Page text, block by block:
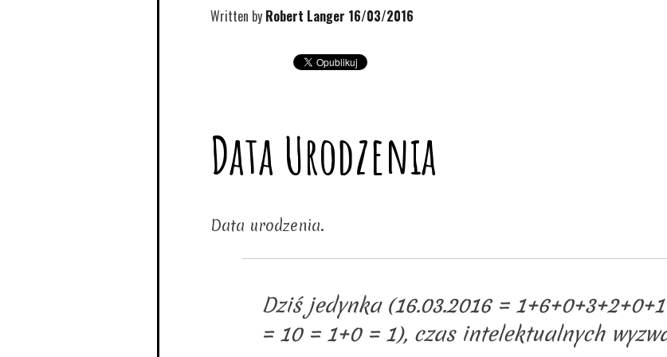
Written by Robert Langer 16/03/2016
Data Urodzenia
Data urodzenia.
Dziś jedynka (16.03.2016 =
= 10 = 1+0 = 1), czas intelektualnych